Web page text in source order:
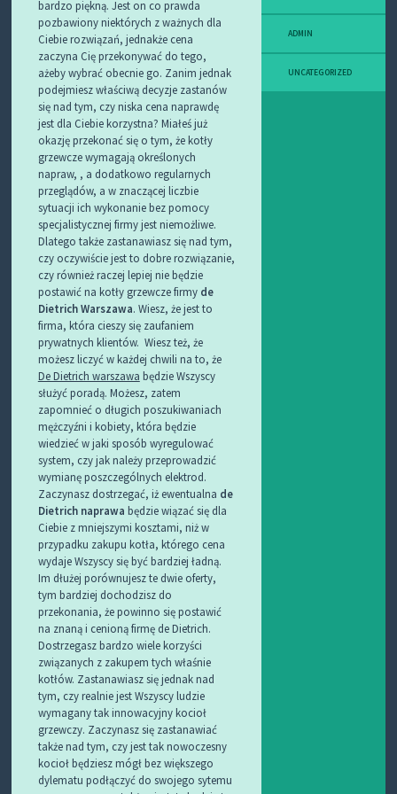
bardzo piękną. Jest on co prawda
pozbawiony niektórych z ważnych dla
Ciebie rozwiązań, jednakże cena
zaczyna Cię przekonywać do tego,
ażeby wybrać obecnie go. Zanim jednak
podejmiesz właściwą decyzje zastanów
się nad tym, czy niska cena naprawdę
jest dla Ciebie korzystna? Miałeś już
okazję przekonać się o tym, że kotły
grzewcze wymagają określonych
napraw, , a dodatkowo regularnych
przeglądów, a w znaczącej liczbie
sytuacji ich wykonanie bez pomocy
specjalistycznej firmy jest niemożliwe.
Dlatego także zastanawiasz się nad tym,
czy oczywiście jest to dobre rozwiązanie,
czy również raczej lepiej nie będzie
postawić na kotły grzewcze firmy de
Dietrich Warszawa. Wiesz, że jest to
firma, która cieszy się zaufaniem
prywatnych klientów. Wiesz też, że
możesz liczyć w każdej chwili na to, że
De Dietrich warszawa będzie Wszyscy
służyć poradą. Możesz, zatem
zapomnieć o długich poszukiwaniach
mężczyźni i kobiety, która będzie
wiedzieć w jaki sposób wyregulować
system, czy jak należy przeprowadzić
wymianę poszczególnych elektrod.
Zaczynasz dostrzegać, iż ewentualna de
Dietrich naprawa będzie wiązać się dla
Ciebie z mniejszymi kosztami, niż w
przypadku zakupu kotła, którego cena
wydaje Wszyscy się być bardziej ładną.
Im dłużej porównujesz te dwie oferty,
tym bardziej dochodzisz do
przekonania, że powinno się postawić
na znaną i cenioną firmę de Dietrich.
Dostrzegasz bardzo wiele korzyści
związanych z zakupem tych właśnie
kotłów. Zastanawiasz się jednak nad
tym, czy realnie jest Wszyscy ludzie
wymagany tak innowacyjny kocioł
grzewczy. Zaczynasz się zastanawiać
także nad tym, czy jest tak nowoczesny
kocioł będziesz mógł bez większego
dylematu podłączyć do swojego sytemu
ADMIN
UNCATEGORIZED